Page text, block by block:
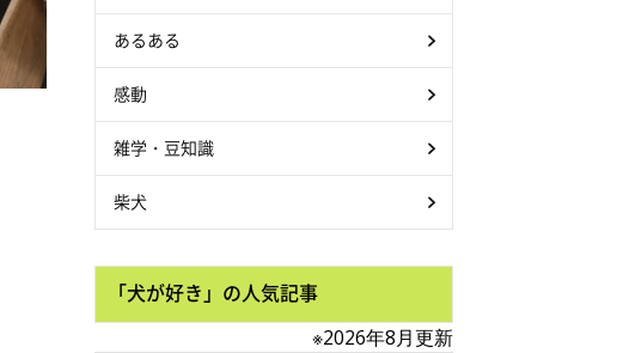
あるある
感動
雑学・豆知識
柴犬
「犬が好き」の人気記事
※2026年8月更新